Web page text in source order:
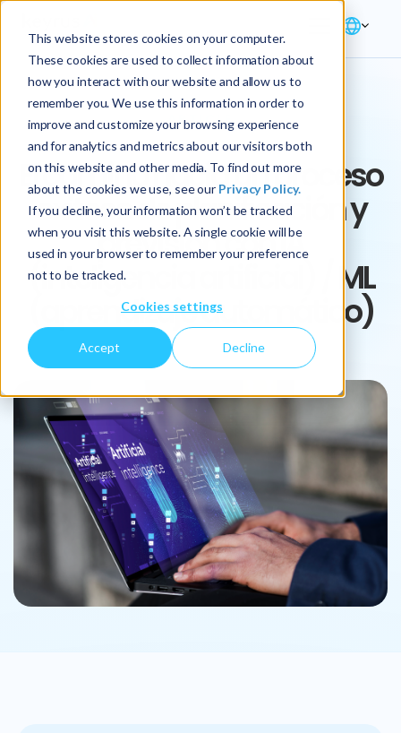
This website stores cookies on your computer.
These cookies are used to collect information about
how you interact with our website and allow us to
remember you. We use this information in order to
improve and customize your browsing experience
and for analytics and metrics about our visitors both
on this website and other media. To find out more
about the cookies we use, see our Privacy Policy.
If you decline, your information won’t be tracked
when you visit this website. A single cookie will be
used in your browser to remember your preference
not to be tracked.
Cookies settings
Accept Decline
ARTICLE
El camino hacia un proceso
exitoso de planificación y
previsión con IA
(inteligencia artificial) / ML
(aprendizaje automático)